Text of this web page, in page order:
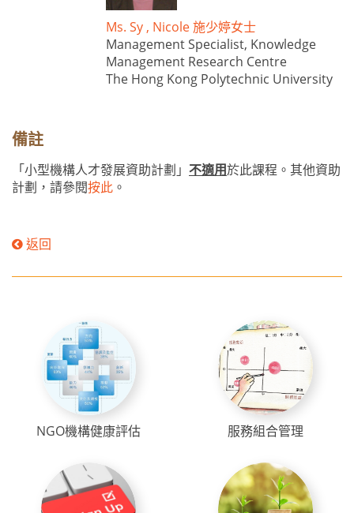
Ms. Sy , Nicole 施少婷女士
Management Specialist, Knowledge
Management Research Centre
The Hong Kong Polytechnic University
備註
「小型機構人才發展資助計劃」 不適用於此課程。其他資助
計劃，請參閱按此 。
返回
NGO機構健康評估 服務組合管理